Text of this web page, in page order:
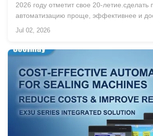
2026 году отметит свое 20-
автоматизацию проще, эффективнее и
последние 20 лет Coolmay постоянно
Jul 02, 2026